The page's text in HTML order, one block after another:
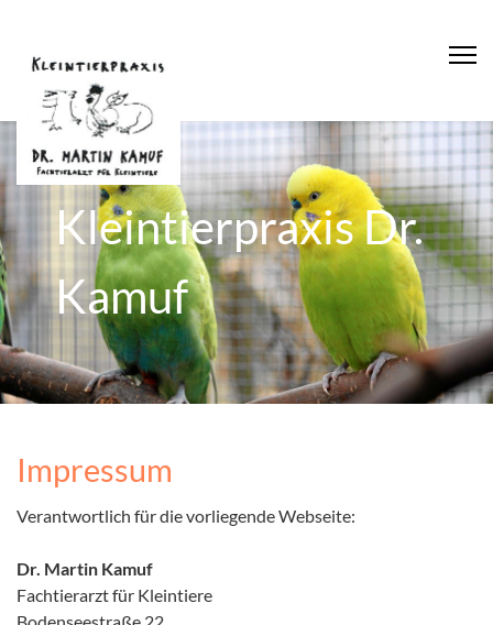
Kleintierpraxis Dr.
Kamuf
Impressum
Verantwortlich für die vorliegende Webseite:
Dr. Martin Kamuf
Fachtierarzt für Kleintiere
Bodenseestraße 22